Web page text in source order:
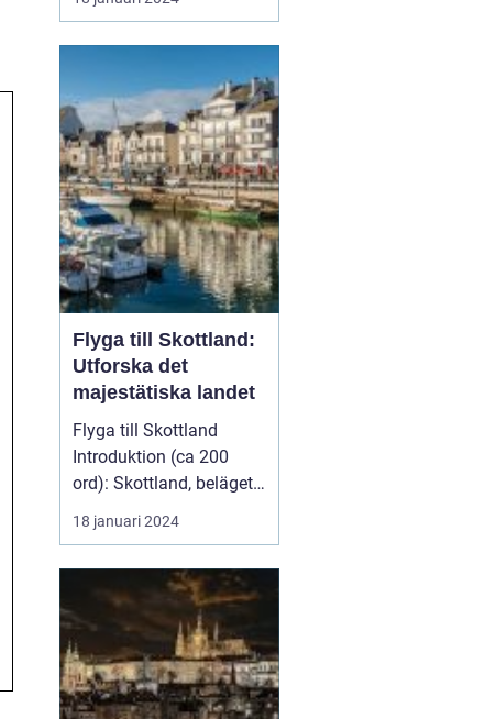
fantastiska stränder, rika
varierade geografi och
klimat erbjuder Spanien
något för alla smaker.
Oavsett om du är ute
eft...
Flyga till Skottland:
Utforska det
majestätiska landet
Flyga till Skottland
Introduktion (ca 200
ord): Skottland, beläget i
norra delen av Stor...
18 januari 2024